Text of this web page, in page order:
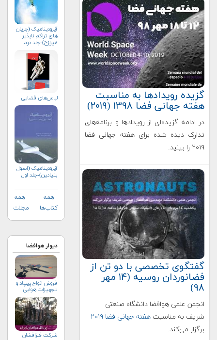
گزیده رویدادها به مناسبت
هفته جهانی فضا ۱۳۹۸ (۲۰۱۹)
در ادامه گزیده‌ای از رویدادها و برنامه‌های
تدارک دیده شده برای هفته جهانی فضا
۲۰۱۹ را بینید.
گفتگوی تخصصی با دو تن از
فضانوردان روسیه (۱۴ مهر
۹۸)
انجمن علمی هوافضا دانشگاه صنعتی
شریف به مناسبت هفته جهانی فضا ۲۰۱۹
برگزار می‌کند.
آیرودینامیک (جریان
های تراکم ناپذیر
غیرلزج)-جلد دوم
لباس‌های فضایی
آیرودینامیک (اصول
بنیادین)-جلد اول
همه
کتاب‌ها
همه
مجلات
دیوار هوافضا
فروش انواع پهپاد و
تجهيزات هوايي
شرکت فلزافشان